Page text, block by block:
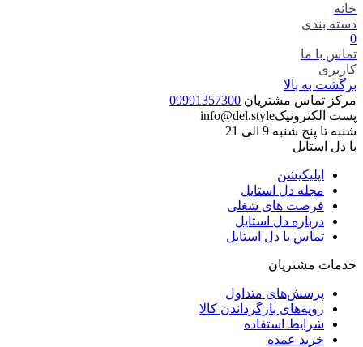
خانه
دسته بندی
0
تماس با ما
کاربری
برگشت به بالا
مرکز تماس مشتریان 09991357300
پست الکترونیکinfo@del.style
شنبه تا پنج شنبه 9 الی 21
با دل استایل
اپلیکیشن
مجله دل استایل
فرصت های شغلی
درباره دل استایل
تماس با دل استایل
خدمات مشتریان
پرسش‌های متداول
رویه‌های بازگرداندن کالا
شرایط استفاده
خرید عمده